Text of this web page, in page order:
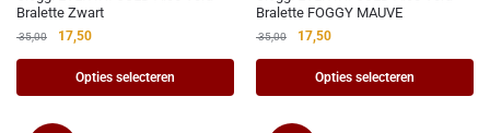
Bralette Zwart
35,00 17,50
Opties selecteren
Bralette FOGGY MAUVE
35,00 17,50
Opties selecteren